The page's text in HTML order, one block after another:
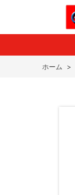
ホーム >